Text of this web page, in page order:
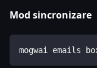
Mod sincronizare
mogwai emails